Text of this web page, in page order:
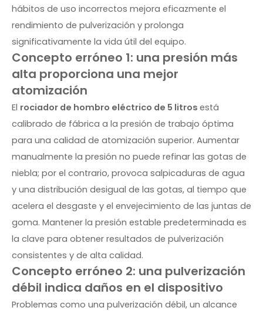
hábitos de uso incorrectos mejora eficazmente el
rendimiento de pulverización y prolonga
significativamente la vida útil del equipo.
Concepto erróneo 1: una presión más
alta proporciona una mejor
atomización
El rociador de hombro eléctrico de 5 litros está
calibrado de fábrica a la presión de trabajo óptima
para una calidad de atomización superior. Aumentar
manualmente la presión no puede refinar las gotas de
niebla; por el contrario, provoca salpicaduras de agua
y una distribución desigual de las gotas, al tiempo que
acelera el desgaste y el envejecimiento de las juntas de
goma. Mantener la presión estable predeterminada es
la clave para obtener resultados de pulverización
consistentes y de alta calidad.
Concepto erróneo 2: una pulverización
débil indica daños en el dispositivo
Problemas como una pulverización débil, un alcance